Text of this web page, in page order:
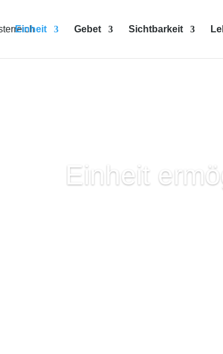
Einheit Gebet Sichtbarkeit
Einheit